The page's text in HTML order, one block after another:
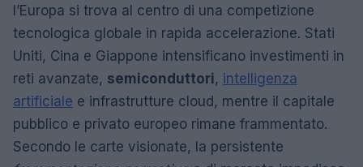
l’Europa si trova al centro di una competizione
tecnologica globale in rapida accelerazione. Stati
Uniti, Cina e Giappone intensificano investimenti in
reti avanzate, semiconduttori, intelligenza
artificiale e infrastrutture cloud, mentre il capitale
pubblico e privato europeo rimane frammentato.
Secondo le carte visionate, la persistente